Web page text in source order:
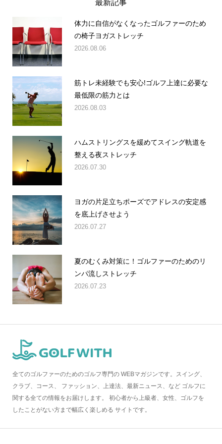
体力に自信がなくなったゴルファーのため
の椅子ヨガストレッチ
2026.08.06
筋トレ未経験でも安心!ゴルフ上達に必要な
最低限の筋力とは
2026.08.03
ハムストリングスを緩めてスイング軌道を
整える夜ストレッチ
2026.07.30
ヨガの片足立ちポーズでアドレスの安定感
を底上げさせよう
2026.07.27
夏のむくみ対策に！ゴルファーのためのリ
ンパ流しストレッチ
2026.07.23
全てのゴルファーのためのゴルフ専門の WEBマガジンです。スイング、
クラブ、コース、 ファッション、上達法、最新ニュース、など ゴルフに
関する全ての情報をお届けします。 初心者から上級者、女性、ゴルフを
したことがない方まで幅広く楽しめる サイトです。